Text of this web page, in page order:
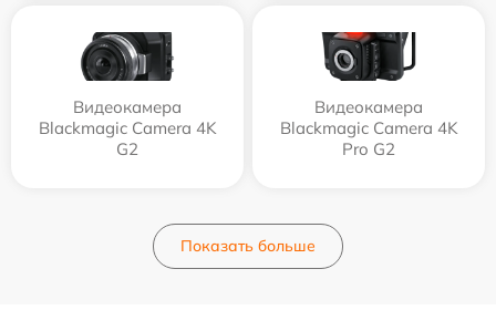
Видеокамера
Blackmagic Camera 4K
G2
Видеокамера
Blackmagic Camera 4K
Pro G2
Показать больше